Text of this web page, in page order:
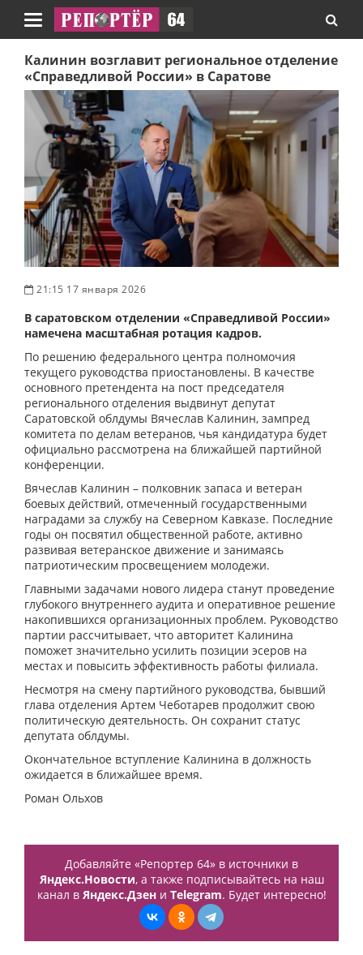
Навигация
Калинин возглавит региональное отделение
«Справедливой России» в Саратове
21:15 17 января 2026
В саратовском отделении «Справедливой России»
намечена масштабная ротация кадров.
По решению федерального центра полномочия
текущего руководства приостановлены. В качестве
основного претендента на пост председателя
регионального отделения выдвинут депутат
Саратовской облдумы Вячеслав Калинин, зампред
комитета по делам ветеранов, чья кандидатура будет
официально рассмотрена на ближайшей партийной
конференции.
Вячеслав Калинин – полковник запаса и ветеран
боевых действий, отмеченный государственными
наградами за службу на Северном Кавказе. Последние
годы он посвятил общественной работе, активно
развивая ветеранское движение и занимаясь
патриотическим просвещением молодежи.
Главными задачами нового лидера станут проведение
глубокого внутреннего аудита и оперативное решение
накопившихся организационных проблем. Руководство
партии рассчитывает, что авторитет Калинина
поможет значительно усилить позиции эсеров на
местах и повысить эффективность работы филиала.
Несмотря на смену партийного руководства, бывший
глава отделения Артем Чеботарев продолжит свою
политическую деятельность. Он сохранит статус
депутата облдумы.
Окончательное вступление Калинина в должность
ожидается в ближайшее время.
Роман Ольхов
Добавляйте «Репортер 64» в источники в
Яндекс.Новости, а также подписывайтесь на наш
канал в Яндекс.Дзени Telegram. Будет интересно!